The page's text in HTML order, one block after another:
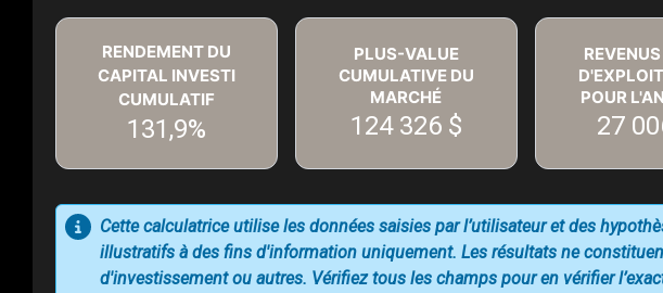
RENDEMENT DU
CAPITAL INVESTI
CUMULATIF
131,9%
PLUS-VALUE
CUMULATIVE DU
MARCHÉ
124 326 $
POUR
27
Cette calculatrice utilise les données saisies par l’utilisateur et des
illustratifs à des fins d'information uniquement. Les résultats ne
d'investissement ou autres. Vérifiez tous les champs pour en vérifier